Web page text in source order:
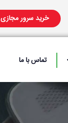
خرید سرور مجازی
تماس با ما